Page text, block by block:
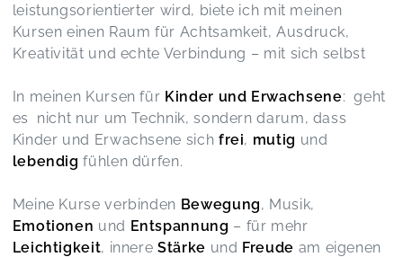
vielen Dank für diese schöne Erfahrung!
Tanz mit Mama
Sandra,
Es war wunderschön
Mother’s Day DanceYoga – Zeit für dich. Zeit für euch.
Maritta,
sehr viel Spaß mit Elli 🥰
KITAYO - Kinder TanzYoga ( ab 7 Jahre)
leistungsorientierter wird, biete ich mit meinen
Kursen einen Raum für Achtsamkeit, Ausdruck,
Kreativität und echte Verbindung – mit sich selbst
In meinen Kursen für Kinder und Erwachsene: geht
es nicht nur um Technik, sondern darum, dass
Kinder und Erwachsene sich frei, mutig und
lebendig fühlen dürfen.
Meine Kurse verbinden Bewegung, Musik,
Emotionen und Entspannung – für mehr
Leichtigkeit, innereStärke und Freude am eigenen